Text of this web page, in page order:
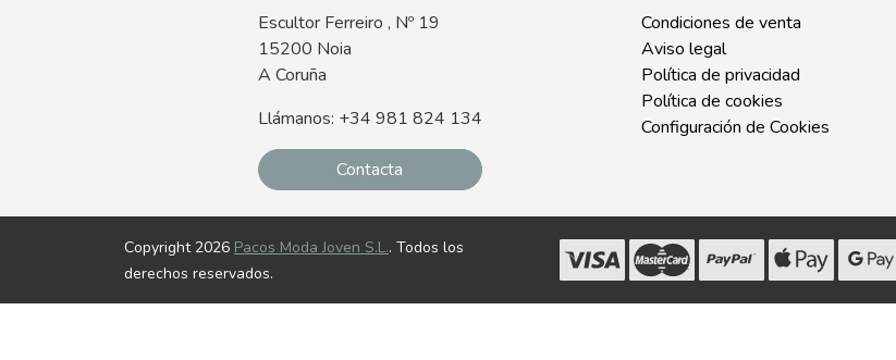
Escultor Ferreiro , Nº 19
15200 Noia
A Coruña
Llámanos: +34 981 824 134
Contacta
Condiciones de venta
Aviso legal
Política de privacidad
Política de cookies
Configuración de Cookies
Copyright 2026 Pacos Moda Joven S.L.. Todos los
derechos reservados.